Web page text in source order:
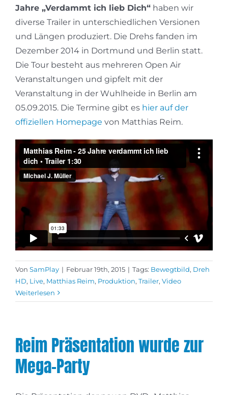
Jahre „Verdammt ich lieb Dich“ haben wir
diverse Trailer in unterschiedlichen Versionen
und Längen produziert. Die Drehs fanden im
Dezember 2014 in Dortmund und Berlin statt.
Die Tour besteht aus mehreren Open Air
Veranstaltungen und gipfelt mit der
Veranstaltung in der Wuhlheide in Berlin am
05.09.2015. Die Termine gibt es hier auf der
offiziellen Homepage von Matthias Reim.
Von SamPlay | Februar 19th, 2015 | Tags: Bewegtbild, Dreh
HD, Live, Matthias Reim, Produktion, Trailer, Video
Weiterlesen
Reim Präsentation wurde zur
Mega-Party